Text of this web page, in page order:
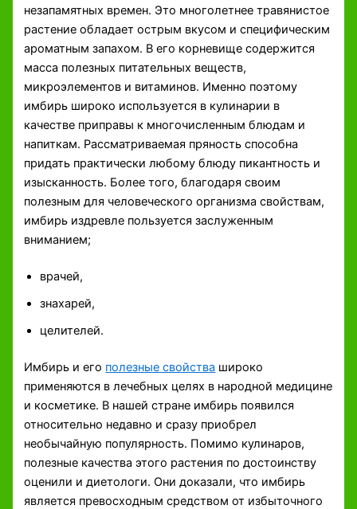
незапамятных времен. Это многолетнее травянистое
растение обладает острым вкусом и специфическим
ароматным запахом. В его корневище содержится
масса полезных питательных веществ,
микроэлементов и витаминов. Именно поэтому
имбирь широко используется в кулинарии в
качестве приправы к многочисленным блюдам и
напиткам. Рассматриваемая пряность способна
придать практически любому блюду пикантность и
изысканность. Более того, благодаря своим
полезным для человеческого организма свойствам,
имбирь издревле пользуется заслуженным
вниманием;
врачей,
знахарей,
целителей.
Имбирь и его полезные свойства широко
применяются в лечебных целях в народной медицине
и косметике. В нашей стране имбирь появился
относительно недавно и сразу приобрел
необычайную популярность. Помимо кулинаров,
полезные качества этого растения по достоинству
оценили и диетологи. Они доказали, что имбирь
является превосходным средством от избыточного